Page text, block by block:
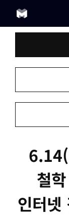
content
철
인터넷